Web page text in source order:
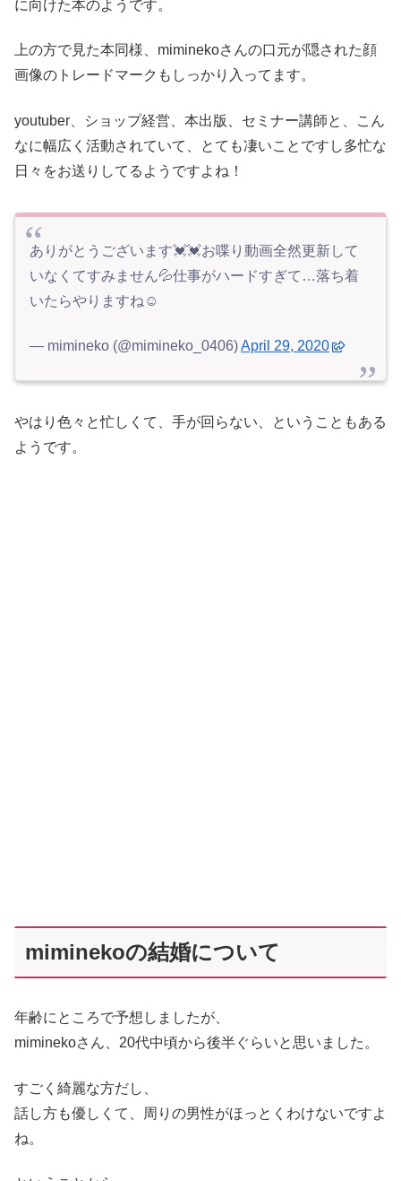
に向けた本のようです。
上の方で見た本同様、miminekoさんの口元が隠された顔
画像のトレードマークもしっかり入ってます。
youtuber、ショップ経営、本出版、セミナー講師と、こん
なに幅広く活動されていて、とても凄いことですし多忙な
日々をお送りしてるようですよね！
ありがとうございます💓💓お喋り動画全然更新して
いなくてすみません💦仕事がハードすぎて…落ち着
いたらやりますね☺️
— mimineko (@mimineko_0406)April 29, 2020
やはり色々と忙しくて、手が回らない、ということもある
ようです。
miminekoの結婚について
年齢にところで予想しましたが、
miminekoさん、20代中頃から後半ぐらいと思いました。
すごく綺麗な方だし、
話し方も優しくて、周りの男性がほっとくわけないですよ
ね。